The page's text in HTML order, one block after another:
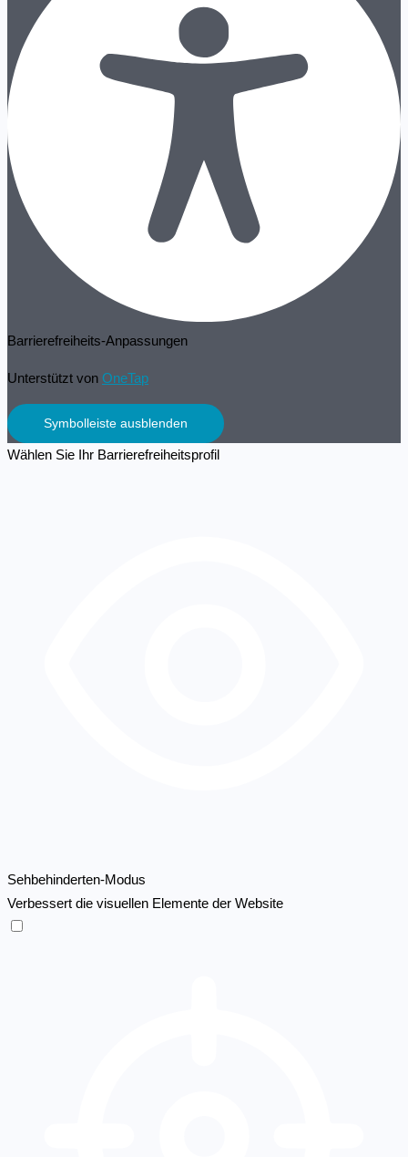
Barrierefreiheits-Anpassungen
Unterstützt von OneTap
Symbolleiste ausblenden
Wählen Sie Ihr Barrierefreiheitsprofil
Sehbehinderten-Modus
Verbessert die visuellen Elemente der Website